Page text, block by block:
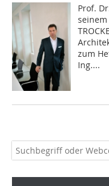
Prof.
seinem
zum
Ing....